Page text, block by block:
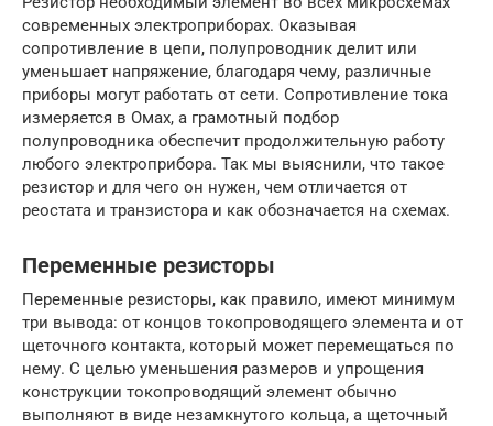
современных электроприборах. Оказывая
сопротивление в цепи, полупроводник делит или
уменьшает напряжение, благодаря чему, различные
приборы могут работать от сети. Сопротивление тока
измеряется в Омах, а грамотный подбор
полупроводника обеспечит продолжительную работу
любого электроприбора. Так мы выяснили, что такое
резистор и для чего он нужен, чем отличается от
реостата и транзистора и как обозначается на схемах.
Переменные резисторы
Переменные резисторы, как правило, имеют минимум
три вывода: от концов токопроводящего элемента и от
щеточного контакта, который может перемещаться по
нему. С целью уменьшения размеров и упрощения
конструкции токопроводящий элемент обычно
выполняют в виде незамкнутого кольца, а щеточный